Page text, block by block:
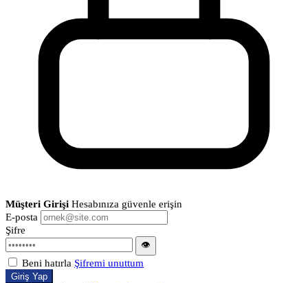
Müşteri Girişi Hesabınıza güvenle erişin
E-posta
Şifre
👁
Beni hatırla Şifremi unuttum
Giriş Yap